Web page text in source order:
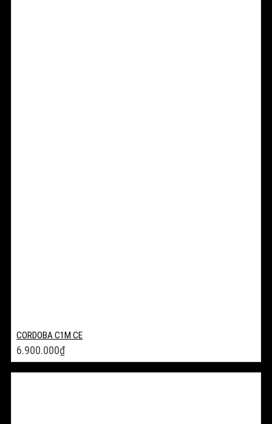
CORDOBA C1M CE
6.900.000₫